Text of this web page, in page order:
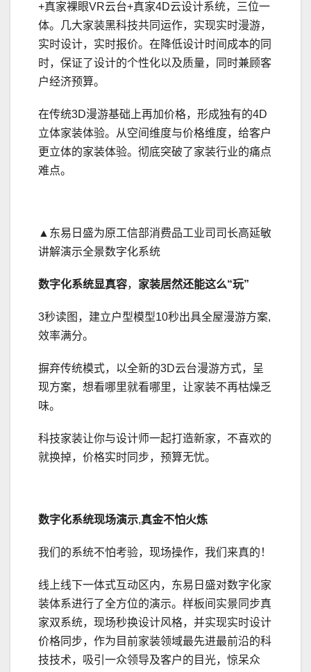
+真家裸眼VR云台+真家4D云设计系统，三位一
体。几大家装黑科技共同运作，实现实时漫游，
实时设计，实时报价。在降低设计时间成本的同
时，保证了设计的个性化以及质量，同时兼顾客
户经济预算。
在传统3D漫游基础上再加价格，形成独有的4D
立体家装体验。从空间维度与价格维度，给客户
更立体的家装体验。彻底突破了家装行业的痛点
难点。
▲东易日盛为原工信部消费品工业司司长高延敏
讲解演示全景数字化系统
数字化系统显真容， 家装居然还能这么“玩”
3秒读图，建立户型模型10秒出具全屋漫游方案,
效率满分。
摒弃传统模式，以全新的3D云台漫游方式，呈
现方案，想看哪里就看哪里，让家装不再枯燥乏
味。
科技家装让你与设计师一起打造新家，不喜欢的
就换掉，价格实时同步，预算无忧。
数字化系统现场演示,真金不怕火炼
我们的系统不怕考验，现场操作，我们来真的！
线上线下一体式互动区内，东易日盛对数字化家
装体系进行了全方位的演示。样板间实景同步真
家双系统，现场秒换设计风格，并实现实时设计
价格同步，作为目前家装领域最先进最前沿的科
技技术，吸引一众领导及客户的目光，惊呆众